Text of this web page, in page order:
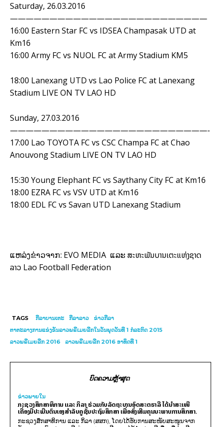
Saturday, 26.03.2016
—————————————————————————
16:00 Eastern Star FC vs IDSEA Champasak UTD at
Km16
16:00 Army FC vs NUOL FC at Army Stadium KM5
18:00 Lanexang UTD vs Lao Police FC at Lanexang
Stadium LIVE ON TV LAO HD
Sunday, 27.03.2016
—————————————————————————-
17:00 Lao TOYOTA FC vs CSC Champa FC at Chao
Anouvong Stadium LIVE ON TV LAO HD
15:30 Young Elephant FC vs Saythany City FC at Km16
18:00 EZRA FC vs VSV UTD at Km16
18:00 EDL FC vs Savan UTD Lanexang Stadium
ແຫລ່ງຂ່າວຈາກ: EVO MEDIA ແລະ ສະຫະພັນບານເຕະແຫ່ງຊາດ
ລາວ Lao Football Federation
TAGS ກີລາບານເຕະ ກີລາລາວ
ຂ່າວກີລາ
ຕາຕະລາງການແຂ່ງຂັນລາວພຣີເມຍລີກໃນວັນພຸດວັນທີ 1 ກໍລະກົດ 2015
ລາວພຣີເມຍລີກ 2016
ລາວພຣີເມຍລີກ 2016 ອາທິດທີ 1
ບົດຄວາມຫຼ້າສຸດ
ຂ່າວພາຍ​ໃນ
ກະຊວງສຶກສາທິການ ແລະ ກິລາ ຮ່ວມກັບລັດຖະບານອົດສະຕຣາລີ ໄດ້ນຳສະເໜີ
ເຄື່ອງມືປະເມີນຕົນເອງສຳລັບຄູຊັ້ນປະຖົມສຶກສາ ເພື່ອສົ່ງເສີມຄຸນນະພາບການສຶກສາ.
ກະຊວງສຶກສາທິການ ແລະ ກິລາ (ສສກ), ໂດຍໄດ້ຮັບການສະໜັບສະໜູນຈາກ